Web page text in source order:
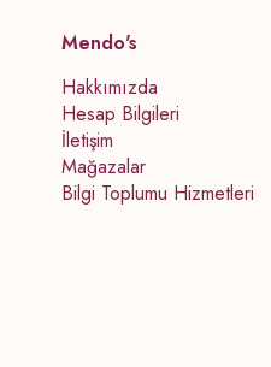
Mendo's
Hakkımızda
Hesap Bilgileri
İletişim
Mağazalar
Bilgi Toplumu Hizmetleri